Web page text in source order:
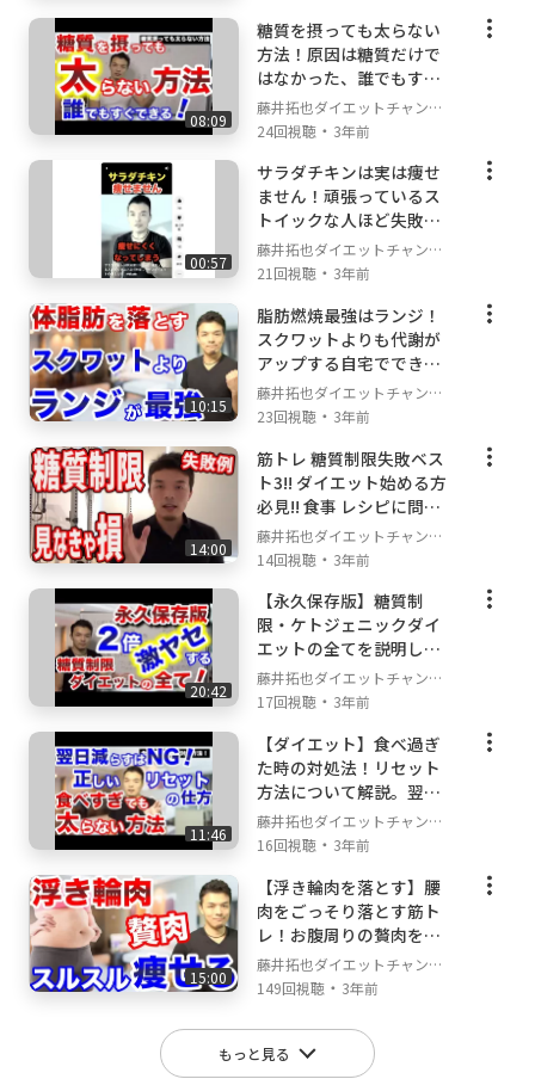
08:09
糖質を摂っても太らない
方法！原因は糖質だけで
はなかった、誰でもすぐ
できる方法で解決する方
法を説明します！
藤井拓也ダイエットチャンネ
ル
24回視聴 ・ 3年前
00:57
サラダチキンは実は痩せ
ません！頑張っているス
トイックな人ほど失敗し
やすいダイエットの落と
し穴 #shorts
藤井拓也ダイエットチャンネ
ル
21回視聴 ・ 3年前
10:15
脂肪燃焼最強はランジ！
スクワットよりも代謝が
アップする自宅でできる
トレーニングを解説しま
す。
藤井拓也ダイエットチャンネ
ル
23回視聴 ・ 3年前
14:00
筋トレ 糖質制限失敗ベス
ト3!! ダイエット始める方
必見!! 食事 レシピに問題
あり!_ なぜ失敗するのか
糖質 筋肉 関係ある_
藤井拓也ダイエットチャンネ
ル
14回視聴 ・ 3年前
20:42
【永久保存版】糖質制
限・ケトジェニックダイ
エットの全てを説明しま
す！これでもうダイエッ
トに悩まない。【神回】
藤井拓也ダイエットチャンネ
ル
17回視聴 ・ 3年前
11:46
【ダイエット】食べ過ぎ
た時の対処法！リセット
方法について解説。翌日
の食事を抜くのは間違い
です！
藤井拓也ダイエットチャンネ
ル
16回視聴 ・ 3年前
15:00
【浮き輪肉を落とす】腰
肉をごっそり落とす筋ト
レ！お腹周りの贅肉をス
ッキリさせるカンタン家
トレ5選
藤井拓也ダイエットチャンネ
ル
149回視聴 ・ 3年前
もっと見る